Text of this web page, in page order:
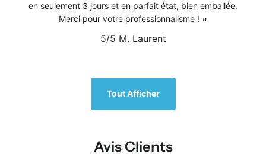
en seulement 3 jours et en parfait état, bien emballée.
Merci pour votre professionnalisme !
5/5 M. Laurent
Tout Afficher
Avis Clients